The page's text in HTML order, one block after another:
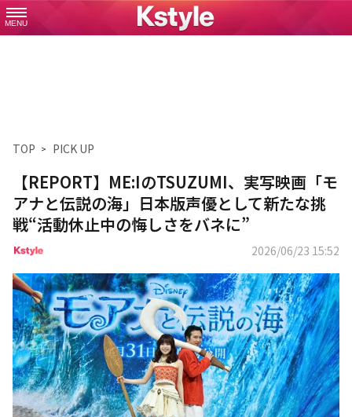
MENU
TOP PICK UP
【REPORT】ME:IのTSUZUMI、実写映画「モ
アナと伝説の海」日本版声優として新たな挑
戦“活動休止中の悔しさをバネに”
2026/06/23 15:52